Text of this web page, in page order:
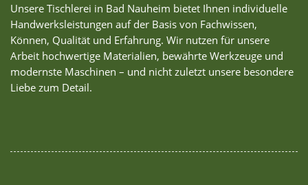
Unsere Tischlerei in Bad Nauheim bietet Ihnen individuelle
Handwerksleistungen auf der Basis von Fachwissen,
Können, Qualität und Erfahrung. Wir nutzen für unsere
Arbeit hochwertige Materialien, bewährte Werkzeuge und
modernste Maschinen – und nicht zuletzt unsere besondere
Liebe zum Detail.